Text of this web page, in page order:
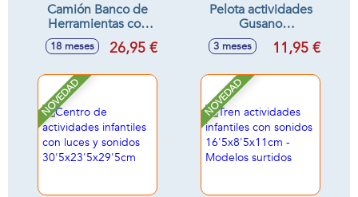
Camión Banco de
Herramientas con
taladro y
accesorios, luces y
26'5x14'5x12cm
18 meses 26,95 €
Pelota actividades
Gusano
15'5x16'3x15'5cm
3 meses 11,95 €
NOVEDAD NOVEDAD